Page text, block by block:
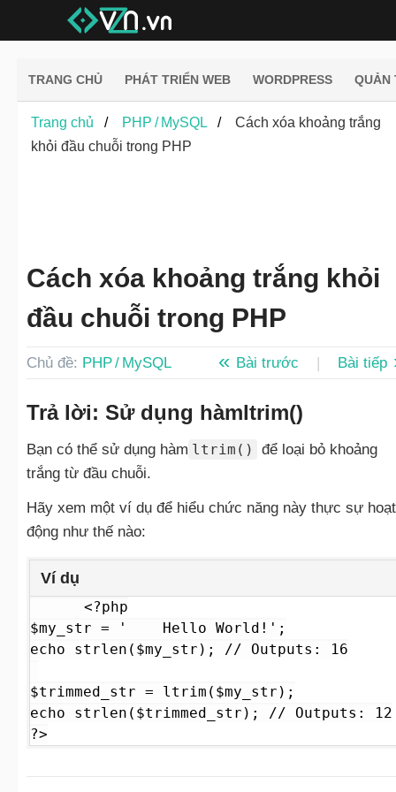
TRANG CHỦ PHÁT TRIỂN WEB WORDPRESS QUẢN
Trang chủ PHP / MySQL
Cách xóa khoảng trắng
khỏi đầu chuỗi trong PHP
Cách xóa khoảng trắng khỏi
đầu chuỗi trong PHP
Chủ đề: PHP / MySQL Bài trước | Bài tiếp
Trả lời: Sử dụng hàmltrim()
Bạn có thể sử dụng hàm ltrim()
để loại bỏ khoảng
trắng từ đầu chuỗi.
Hãy xem một ví dụ để hiểu chức năng này thực sự hoạt
động như thế nào:
Ví dụ
<?php
$my_str = '    Hello World!';
echo strlen($my_str); // Outputs: 16
$trimmed_str = ltrim($my_str);
echo strlen($trimmed_str); // Outputs: 12
?>